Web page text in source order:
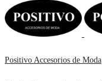
Positivo Accesorios de Moda